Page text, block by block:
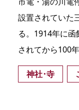
設置されていた
る。1914年に
されてから100年
神社･寺